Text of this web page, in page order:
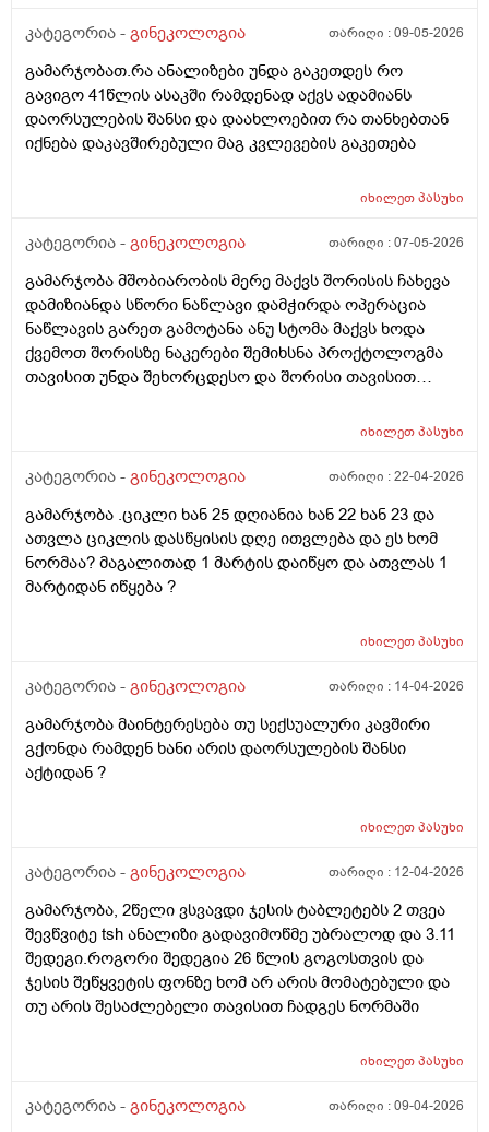
კატეგორია - გინეკოლოგია თარიღი :09-05-2026
გამარჯობათ.რა ანალიზები უნდა გაკეთდეს რო
გავიგო 41წლის ასაკში რამდენად აქვს ადამიანს
დაორსულების შანსი და დაახლოებით რა თანხებთან
იქნება დაკავშირებული მაგ კვლევების გაკეთება
იხილეთპასუხი
კატეგორია - გინეკოლოგია თარიღი :07-05-2026
გამარჯობა მშობიარობის მერე მაქვს შორისის ჩახევა
დამიზიანდა სწორი ნაწლავი დამჭირდა ოპერაცია
ნაწლავის გარეთ გამოტანა ანუ სტომა მაქვს ხოდა
ქვემოთ შორისზე ნაკერები შემიხსნა პროქტოლოგმა
თავისით უნდა შეხორცდესო და შორისი თავისით
იხილეთპასუხი
კატეგორია - გინეკოლოგია თარიღი :22-04-2026
გამარჯობა .ციკლი ხან 25 დღიანია ხან 22 ხან 23 და
ათვლა ციკლის დასწყისის დღე ითვლება და ეს ხომ
ნორმაა? მაგალითად 1 მარტის დაიწყო და ათვლას 1
მარტიდან იწყება ?
იხილეთპასუხი
კატეგორია - გინეკოლოგია თარიღი : 14-04-2026
გამარჯობა მაინტერესება თუ სექსუალური კავშირი
გქონდა რამდენ ხანი არის დაორსულების შანსი
აქტიდან ?
იხილეთპასუხი
კატეგორია - გინეკოლოგია თარიღი : 12-04-2026
გამარჯობა, 2წელი ვსვავდი ჯესის ტაბლეტებს 2 თვეა
შევწვიტე tsh ანალიზი გადავიმოწმე უბრალოდ და 3.11
შედეგი.როგორი შედეგია 26 წლის გოგოსთვის და
ჯესის შეწყვეტის ფონზე ხომ არ არის მომატებული და
თუ არის შესაძლებელი თავისით ჩადგეს ნორმაში
იხილეთპასუხი
კატეგორია - გინეკოლოგია თარიღი :09-04-2026